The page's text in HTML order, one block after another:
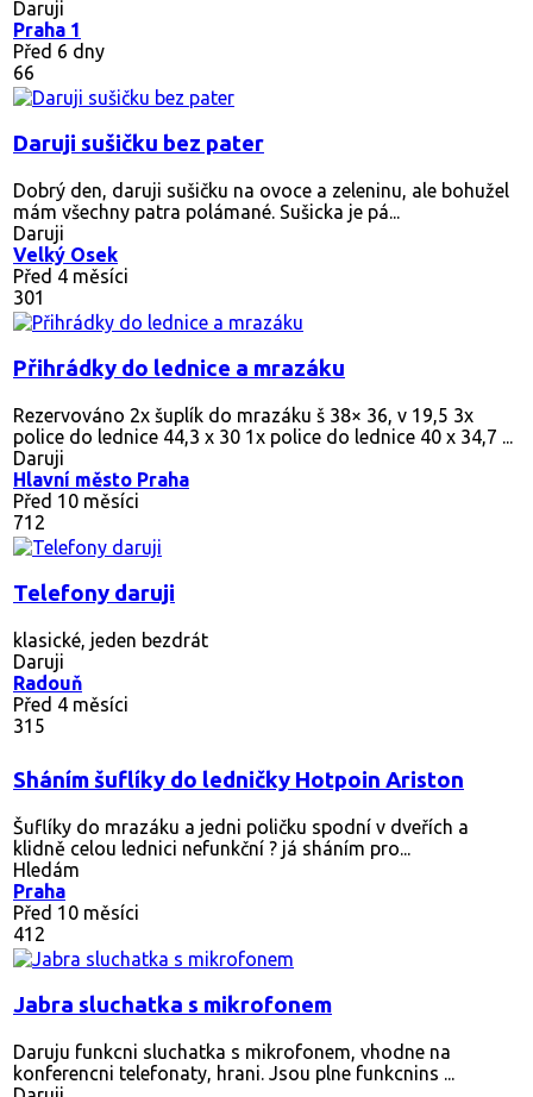
Daruji
Praha 1
Před 6 dny
66
Daruji sušičku bez pater
Dobrý den, daruji sušičku na ovoce a zeleninu, ale bohužel
mám všechny patra polámané. Sušicka je pá...
Daruji
Velký Osek
Před 4 měsíci
301
Přihrádky do lednice a mrazáku
Rezervováno 2x šuplík do mrazáku š 38× 36, v 19,5 3x
police do lednice 44,3 x 30 1x police do lednice 40 x 34,7 ...
Daruji
Hlavní město Praha
Před 10 měsíci
712
Telefony daruji
klasické, jeden bezdrát
Daruji
Radouň
Před 4 měsíci
315
Sháním šuflíky do ledničky Hotpoin Ariston
Šuflíky do mrazáku a jedni poličku spodní v dveřích a
klidně celou lednici nefunkční ? já sháním pro...
Hledám
Praha
Před 10 měsíci
412
Jabra sluchatka s mikrofonem
Daruju funkcni sluchatka s mikrofonem, vhodne na
konferencni telefonaty, hrani. Jsou plne funkcnins ...